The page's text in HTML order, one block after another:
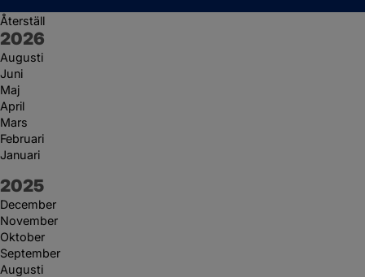
Återställ
År:
2026
Augusti
Juni
Maj
April
Mars
Februari
Januari
År:
2025
December
November
Oktober
September
Augusti